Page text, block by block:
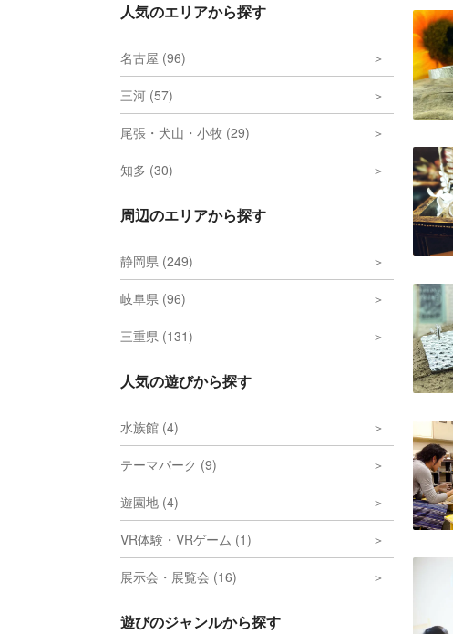
人気のエリアから探す
名古屋 (96)
三河 (57)
尾張・犬山・小牧 (29)
知多 (30)
周辺のエリアから探す
静岡県 (249)
岐阜県 (96)
三重県 (131)
人気の遊びから探す
水族館 (4)
テーマパーク (9)
遊園地 (4)
VR体験・VRゲーム (1)
展示会・展覧会 (16)
遊びのジャンルから探す